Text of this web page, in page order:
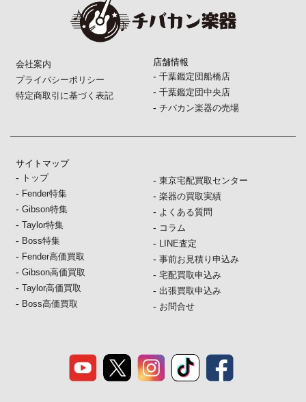
会社案内
プライバシーポリシー
特定商取引に基づく表記
店舗情報
- 千葉鑑定団船橋店
- 千葉鑑定団中央店
- チバカン楽器の売場
サイトマップ
- トップ
- Fender特集
-Gibson特集
-Taylor特集
- Boss特集
- Fender高価買取
-Gibson高価買取
-Taylor高価買取
- Boss高価買取
- 東京宅配買取センター
- 楽器の買取実績
- よくある質問
- コラム
- LINE査定
- 事前お見積り申込み
- 宅配買取申込み
- 出張買取申込み
- お問合せ